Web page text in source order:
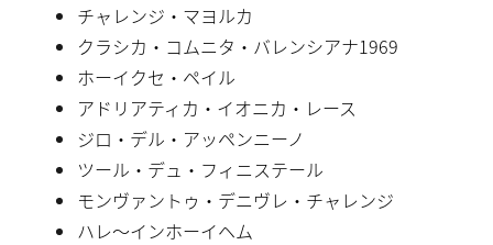
チャレンジ・マヨルカ
クラシカ・コムニタ・バレンシアナ1969
ホーイクセ・ペイル
アドリアティカ・イオニカ・レース
ジロ・デル・アッペンニーノ
ツール・デュ・フィニステール
モンヴァントゥ・デニヴレ・チャレンジ
ハレ〜インホーイヘム